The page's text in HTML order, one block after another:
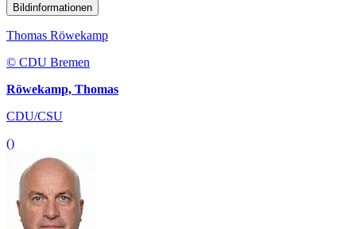
Bildinformationen
Thomas Röwekamp
© CDU Bremen
Röwekamp, Thomas
CDU/CSU
()